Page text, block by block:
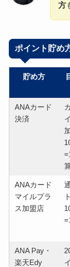
方
ポイント貯め
貯め方
ANAカード
決済
ANAカード
マイルプラ
ス加盟店
ANA Pay・
楽天Edy